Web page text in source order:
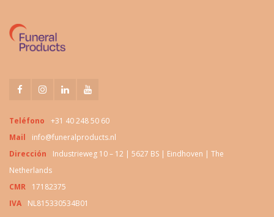
Teléfono
+31 40 248 50 60
Mail
info@funeralproducts.nl
Dirección
Industrieweg 10 – 12 | 5627 BS | Eindhoven | The
Netherlands
CMR
17182375
IVA
NL815330534B01